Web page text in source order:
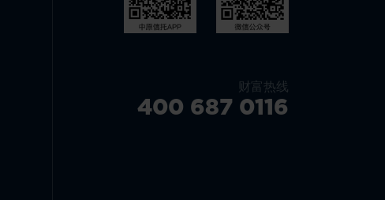
财富热线
400 687 0116